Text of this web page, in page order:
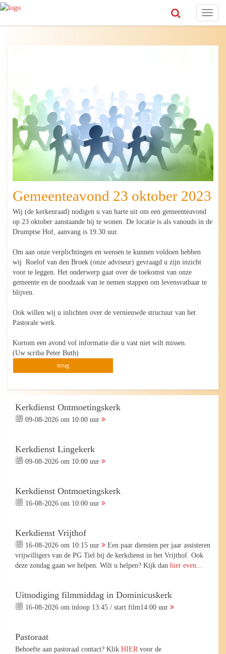
Toggle
Gemeenteavond 23 oktober 2023
Wij (de kerkenraad) nodigen u van harte uit om een gemeenteavond
op 23 oktober aanstaande bij te wonen. De locatie is als vanouds in de
Drumptse Hof, aanvang is 19.30 uur.
Om aan onze verplichtingen en wensen te kunnen voldoen hebben
wij Roelof van den Broek (onze adviseur) gevraagd u zijn inzicht
voor te leggen. Het onderwerp gaat over de toekomst van onze
gemeente en de noodzaak van te nemen stappen om levensvatbaar te
blijven.
Ook willen wij u inlichten over de vernieuwde structuur van het
Pastorale werk.
Kortom een avond vol informatie die u vast niet wilt missen.
(Uw scriba Peter Buth)
terug
Kerkdienst Ontmoetingskerk
09-08-2026 om 10:00 uur
Kerkdienst Lingekerk
09-08-2026 om 10:00 uur
Kerkdienst Ontmoetingskerk
16-08-2026 om 10:00 uur
Kerkdienst Vrijthof
16-08-2026 om 10:15 uur
Een paar diensten per jaar assisteren
vrijwilligers van de PG Tiel bij de kerkdienst in het Vrijthof. Ook
deze zondag gaan we helpen. Wilt u helpen? Kijk dan hier even...
Uitnodiging filmmiddag in Dominicuskerk
16-08-2026 om inloop 13:45 / start film14:00 uur
Pastoraat
Behoefte aan pastoraal contact? Klik HIER voor de